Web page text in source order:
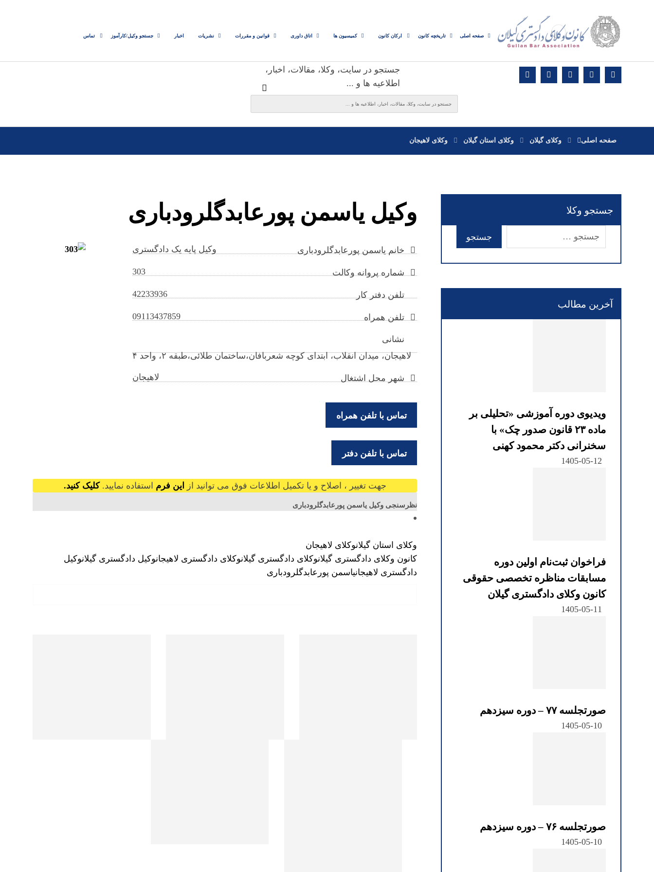
صفحه اصلی تاریخچه کانون ارکان کانون کمیسیون ها اتاق داوری قوانین و مقررات نشریات اخبار جستجو وکیل/کارآموز تماس
جستجو در سایت، وکلا، مقالات، اخبار،
اطلاعیه ها و ...
صفحه اصلی وکلای گیلان وکلای استان گیلان وکلای لاهیجان
وکیل یاسمن پورعابدگلرودباری
خانم یاسمن پورعابدگلرودباری وکیل پایه یک دادگستری
شماره پروانه وکالت 303
تلفن دفتر کار 42233936
تلفن همراه 09113437859
نشانی
لاهیجان، میدان انقلاب، ابتدای کوچه شعربافان،ساختمان طلائی،طبقه ۲، واحد ۴
شهر محل اشتغال لاهیجان
تماس با تلفن همراه
تماس با تلفن دفتر
جهت تغییر ، اصلاح و یا تکمیل اطلاعات فوق می توانید از این فرم استفاده نمایید. کلیک کنید.
نظرسنجی وکیل یاسمن پورعابدگلرودباری
وکلای استان گیلانوکلای لاهیجان
کانون وکلای دادگستری گیلانوکلای دادگستری گیلانوکلای دادگستری لاهیجانوکیل دادگستری گیلانوکیل
دادگستری لاهیجانیاسمن پورعابدگلرودباری
جستجو وکلا
آخرین مطالب
ویدیوی دوره آموزشی «تحلیلی بر
ماده ۲۳ قانون صدور چک» با
سخنرانی دکتر محمود کهنی
1405-05-12
فراخوان ثبت‌نام اولین دوره
مسابقات مناظره تخصصی حقوقی
کانون وکلای دادگستری گیلان
1405-05-11
صورتجلسه ۷۷ – دوره سیزدهم
1405-05-10
صورتجلسه ۷۶ – دوره سیزدهم
1405-05-10